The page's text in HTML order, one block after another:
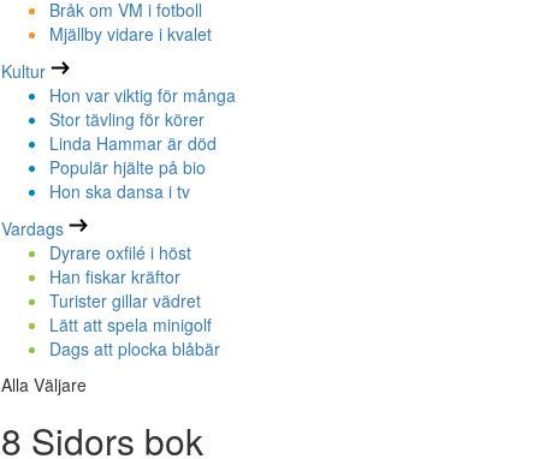
Bråk om VM i fotboll
Mjällby vidare i kvalet
Kultur
Hon var viktig för många
Stor tävling för körer
Linda Hammar är död
Populär hjälte på bio
Hon ska dansa i tv
Vardags
Dyrare oxfilé i höst
Han fiskar kräftor
Turister gillar vädret
Lätt att spela minigolf
Dags att plocka blåbär
Alla Väljare
8 Sidors bok